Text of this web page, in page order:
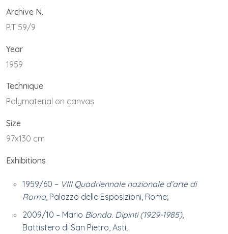
Archive N.
P.T 59/9
Year
1959
Technique
Polymaterial on canvas
Size
97x130 cm
Exhibitions
1959/60 – VIII Quadriennale nazionale d’arte di
Roma, Palazzo delle Esposizioni, Rome;
2009/10 – Mario Bionda. Dipinti (1929-1985),
Battistero di San Pietro, Asti;